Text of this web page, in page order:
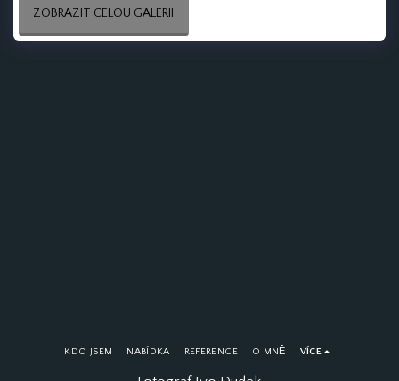
ZOBRAZIT CELOU GALERII
KDO JSEM NABÍDKA REFERENCE O MNĚ VÍCE